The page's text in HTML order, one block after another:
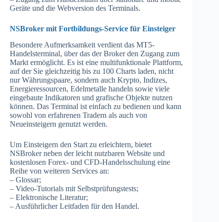
Geräte und die Webversion des Terminals.
NSBroker mit Fortbildungs-Service für Einsteiger
Besondere Aufmerksamkeit verdient das MT5-
Handelsterminal, über das der Broker den Zugang zum
Markt ermöglicht. Es ist eine multifunktionale Plattform,
auf der Sie gleichzeitig bis zu 100 Charts laden, nicht
nur Währungspaare, sondern auch Krypto, Indizes,
Energieressourcen, Edelmetalle handeln sowie viele
eingebaute Indikatoren und grafische Objekte nutzen
können. Das Terminal ist einfach zu bedienen und kann
sowohl von erfahrenen Tradern als auch von
Neueinsteigern genutzt werden.
Um Einsteigern den Start zu erleichtern, bietet
NSBroker neben der leicht nutzbaren Website und
kostenlosen Forex- und CFD-Handelsschulung eine
Reihe von weiteren Services an:
– Glossar;
– Video-Tutorials mit Selbstprüfungstests;
– Elektronische Literatur;
– Ausführlicher Leitfaden für den Handel.